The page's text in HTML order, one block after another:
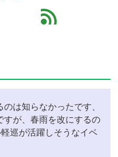
feed
は知らなかったです、
すが、春雨を改にするの
巡が活躍しそうなイベ